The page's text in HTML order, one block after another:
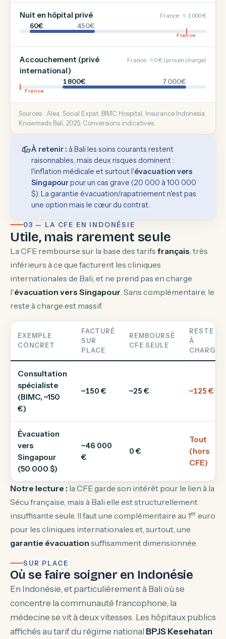
Nuit en hôpital privé France : ≈ 1 000 €
60€ 450€
France
Accouchement (privé
international)
France : ≈ 0 € (pris en charge)
1 800€ 7 000€
France
Sources : Alea, Social Expat, BIMC Hospital, Insurance Indonesia,
Knowmads Bali, 2025. Conversions indicatives.
À retenir : à Bali les soins courants restent
raisonnables, mais deux risques dominent :
l'inflation médicale et surtout l'évacuation vers
Singapourpour un cas grave (20 000 à 100 000
$). La garantie évacuation/rapatriement n'est pas
une option mais le cœur du contrat.
03 — LA CFE EN INDONÉSIE
Utile, mais rarement seule
La CFE rembourse sur la base des tarifs français, très
inférieurs à ce que facturent les cliniques
internationales de Bali, et ne prend pas en charge
l'évacuation vers Singapour. Sans complémentaire, le
reste à charge est massif.
EXEMPLE
CONCRET
FACTURÉ
SUR
PLACE
REMBOURSÉ
CFE SEULE
RESTE
À
CHARGE
Consultation
spécialiste
(BIMC, ~150
€)
~150 € ~25 € ~125 €
Évacuation
vers
Singapour
(50 000 $)
~46 000
€
0 €
Tout
(hors
CFE)
Notre lecture : la CFE garde son intérêt pour le lien à la
Sécu française, mais à Bali elle est structurellement
insuffisante seule. Il faut une complémentaire au 1er euro
pour les cliniques internationales et, surtout, une
garantie évacuation suffisamment dimensionnée.
SUR PLACE
Où se faire soigner en Indonésie
En Indonésie, et particulièrement à Bali où se
concentre la communauté francophone, la
médecine se vit à deux vitesses. Les hôpitaux publics
affichés au tarif du régime national BPJS Kesehatan